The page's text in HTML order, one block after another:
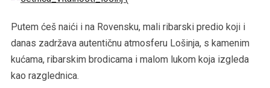
Putem ćeš naići i na Rovensku, mali ribarski predio koji i
danas zadržava autentičnu atmosferu Lošinja, s kamenim
kućama, ribarskim brodicama i malom lukom koja izgleda
kao razglednica.